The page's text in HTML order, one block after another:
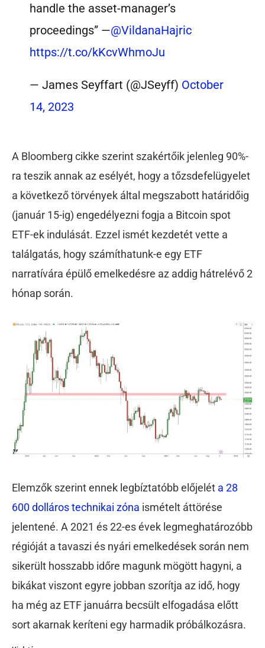
handle the asset-manager’s
proceedings” —@VildanaHajric
https://t.co/kKcvWhmoJu
— James Seyffart (@JSeyff) October
14, 2023
A Bloomberg cikke szerint szakértőik jelenleg 90%-
ra teszik annak az esélyét, hogy a tőzsdefelügyelet
a következő törvények által megszabott határidőig
(január 15-ig) engedélyezni fogja a Bitcoin spot
ETF-ek indulását. Ezzel ismét kezdetét vette a
találgatás, hogy számíthatunk-e egy ETF
narratívára épülő emelkedésre az addig hátrelévő 2
hónap során.
Elemzők szerint ennek legbíztatóbb előjelét a 28
600 dolláros technikai zóna ismételt áttörése
jelentené. A 2021 és 22-es évek legmeghatározóbb
régióját a tavaszi és nyári emelkedések során nem
sikerült hosszabb időre magunk mögött hagyni, a
bikákat viszont egyre jobban szorítja az idő, hogy
ha még az ETF januárra becsült elfogadása előtt
sort akarnak keríteni egy harmadik próbálkozásra.